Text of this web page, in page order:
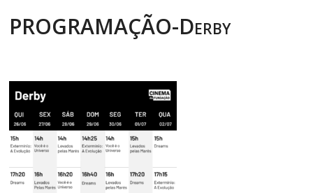
PROGRAMAÇÃO-Derby